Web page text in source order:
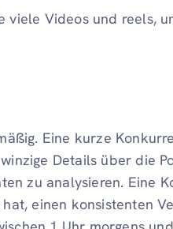
viele Videos und reels,
Eine kurze
Details über die
zu analysieren. Eine
einen konsistenten